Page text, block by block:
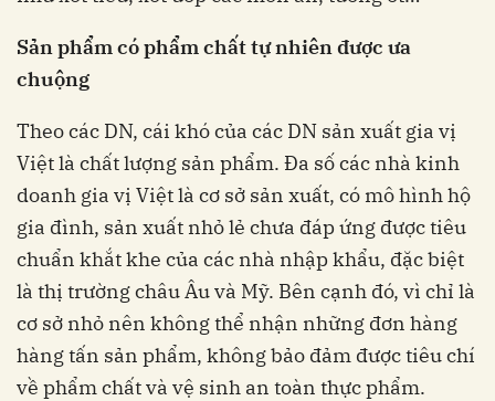
Sản phẩm có phẩm chất tự nhiên được ưa
chuộng
Theo các DN, cái khó của các DN sản xuất gia vị
Việt là chất lượng sản phẩm. Đa số các nhà kinh
doanh gia vị Việt là cơ sở sản xuất, có mô hình hộ
gia đình, sản xuất nhỏ lẻ chưa đáp ứng được tiêu
chuẩn khắt khe của các nhà nhập khẩu, đặc biệt
là thị trường châu Âu và Mỹ. Bên cạnh đó, vì chỉ là
cơ sở nhỏ nên không thể nhận những đơn hàng
hàng tấn sản phẩm, không bảo đảm được tiêu chí
về phẩm chất và vệ sinh an toàn thực phẩm.